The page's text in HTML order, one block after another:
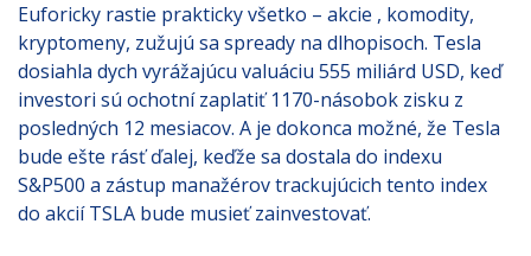
Euforicky rastie prakticky všetko – akcie , komodity,
kryptomeny, zužujú sa spready na dlhopisoch. Tesla
dosiahla dych vyrážajúcu valuáciu 555 miliárd USD, keď
investori sú ochotní zaplatiť 1170-násobok zisku z
posledných 12 mesiacov. A je dokonca možné, že Tesla
bude ešte rásť ďalej, keďže sa dostala do indexu
S&P500 a zástup manažérov trackujúcich tento index
do akcií TSLA bude musieť zainvestovať.